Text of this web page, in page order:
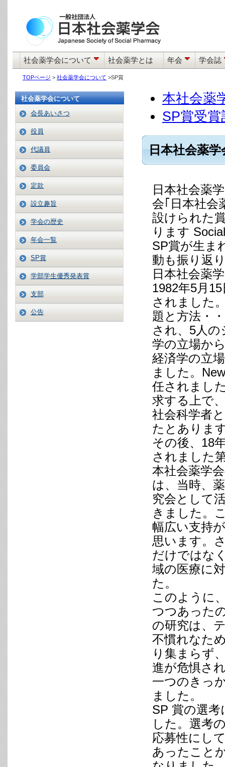
社会薬学会について 社会薬学とは 年会 学会誌
TOPページ > 社会薬学会について >SP賞
社会薬学会について
会長あいさつ
役員
代議員
委員会
定款
設立趣旨
学会の歴史
年会一覧
SP賞
学部学生優秀発表賞
支部
公告
本社会薬
SP賞受賞
日本社会薬
日本社会薬
会｢日本社会
設けられた
ります
SP賞が生ま
動も振り返
日本社会薬
1982年5月
されました
題と方法・
され、5人
学の立場か
経済学の立
ました。
任されまし
求する上で
社会科学者
たとありま
その後、18
されました
本社会薬学
は、当時、
究会として
きました。
幅広い支持
思います。
だけではな
域の医療に
た。
このように
つつあった
の研究は、
不慣れなた
り集まらず
進が危惧さ
一つのきっ
ました。
SP 賞の選
した。選考
応募性にし
あったこと